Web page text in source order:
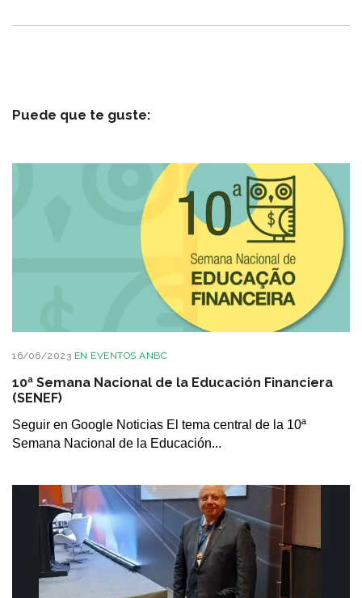
Puede que te guste:
16/06/2023 EN EVENTOS ANBC
10ª Semana Nacional de la Educación Financiera
(SENEF)
Seguir en Google Noticias El tema central de la 10ª
Semana Nacional de la Educación...